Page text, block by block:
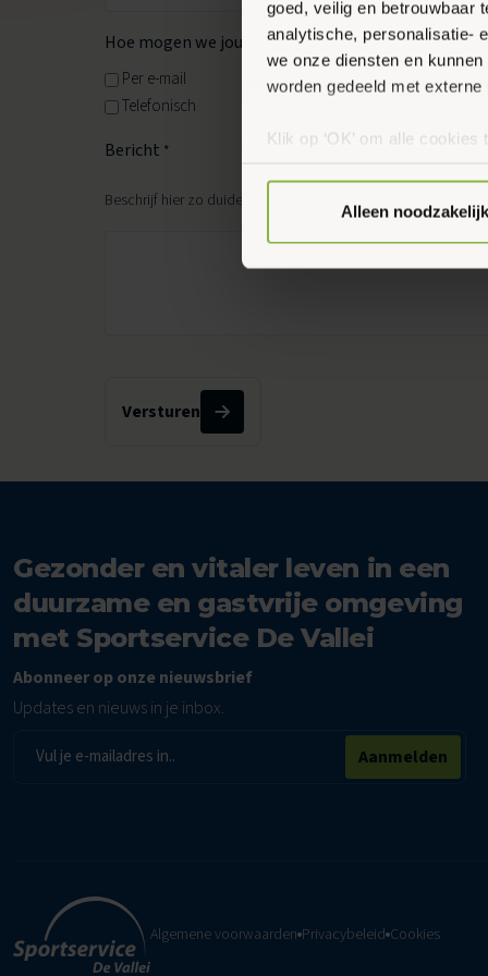
goed, veilig en betrouwbaar
analytische, personalisatie-
we onze diensten en
worden gedeeld met externe
Klik op ‘OK’ om alle
Alleen
Hoe mogen we jou benaderen?*
Per e-mail
Telefonisch
Bericht *
Beschrijf hier zo duidelijk mogelijk jouw vraag of opmerking.
Versturen
Gezonder en vitaler leven in een
duurzame en gastvrije omgeving
met Sportservice De Vallei
Abonneer op onze nieuwsbrief
Updates en nieuws in je inbox.
E-
Aanmelden
Algemene voorwaarden Privacybeleid Cookies